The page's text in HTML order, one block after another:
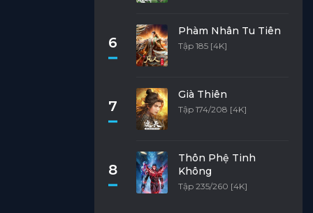
6
Phàm Nhân Tu Tiên
Tập 185 [4K]
7
Già Thiên
Tập 174/208 [4K]
8
Thôn Phệ Tinh
Không
Tập 235/260 [4K]